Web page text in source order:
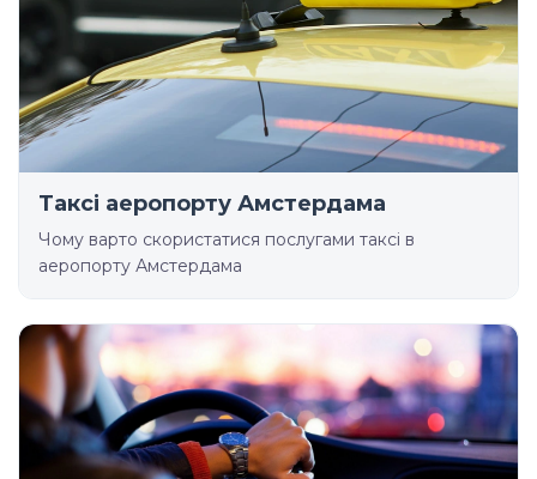
Таксі аеропорту Амстердама
Чому варто скористатися послугами таксі в
аеропорту Амстердама